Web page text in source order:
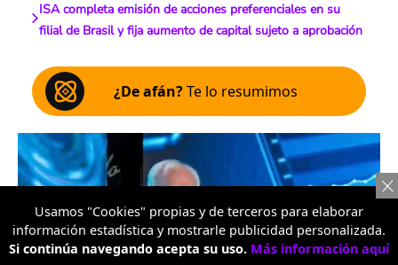
ISA completa emisión de acciones preferenciales en su
filial de Brasil y fija aumento de capital sujeto a aprobación
¿De afán?Te lo resumimos
Usamos "Cookies" propias y de terceros para elaborar
información estadística y mostrarle publicidad personalizada.
Si continúa navegando acepta su uso. Más información aquí